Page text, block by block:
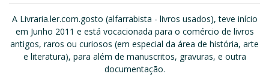
A Livraria.ler.com.gosto (alfarrabista - livros usados), teve início
em Junho 2011 e está vocacionada para o comércio de livros
antigos, raros ou curiosos (em especial da área de história, arte
e literatura), para além de manuscritos, gravuras, e outra
documentação.